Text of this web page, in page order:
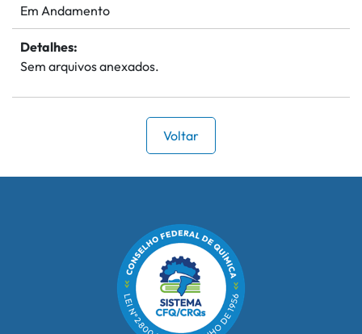
Em Andamento
Detalhes:
Sem arquivos anexados.
Voltar